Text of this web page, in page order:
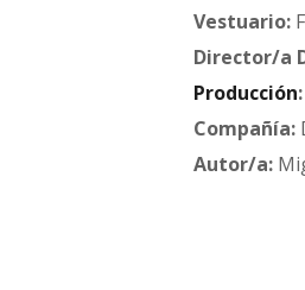
Vestuario:
Director/a
Producción:
Compañía:
Autor/a: